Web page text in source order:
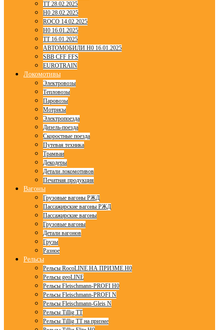
TT 28.02.2025
H0 28.02.2025
ROCO 14.02.2025
H0 16.01.2025
TT 16.01.2025
АВТОМОБИЛИ H0 16.01.2025
SBB CFF FFS
EUROTRAIN
Локомотивы
Электровозы
Тепловозы
Паровозы
Мотрисы
Электропоезда
Дизель-поезда
Скоростные поезда
Путевая техника
Трамваи
Декодеры
Детали локомотивов
Печатная продукция
Вагоны
Грузовые вагоны РЖД
Пассажирские вагоны РЖД
Пассажирские вагоны
Грузовые вагоны
Детали вагонов
Грузы
Разное
Рельсы
Рельсы RocoLINE НА ПРИЗМЕ H0
Рельсы geoLINE
Рельсы Fleischmann-PROFI H0
Рельсы Fleischmann-PROFI N
Рельсы Fleischmann-Gleis N
Рельсы Tillig TT
Рельсы Tillig TT на призме